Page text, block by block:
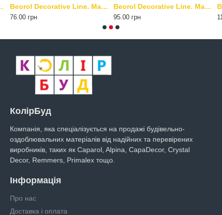
Жовта. 48 мм х 33 м Beorol Decorative Line. Маскуюча стрічка. Зелена. 18 мм х 33 м
76.00 грн
Beorol Decorative Line. Маскуюча стрічка. Зелена. 24 мм х 33 м
95.00 грн
КолірБуд
Компанія, яка спеціалізується на продажі будівельно-
оздоблювальних матеріалів від надійних та перевірених
виробників, таких як Caparol, Alpina, CapaDecor, Crystal
Decor, Remmers, Primalex тощо.
Інформація
Про нас
Доставка і оплата